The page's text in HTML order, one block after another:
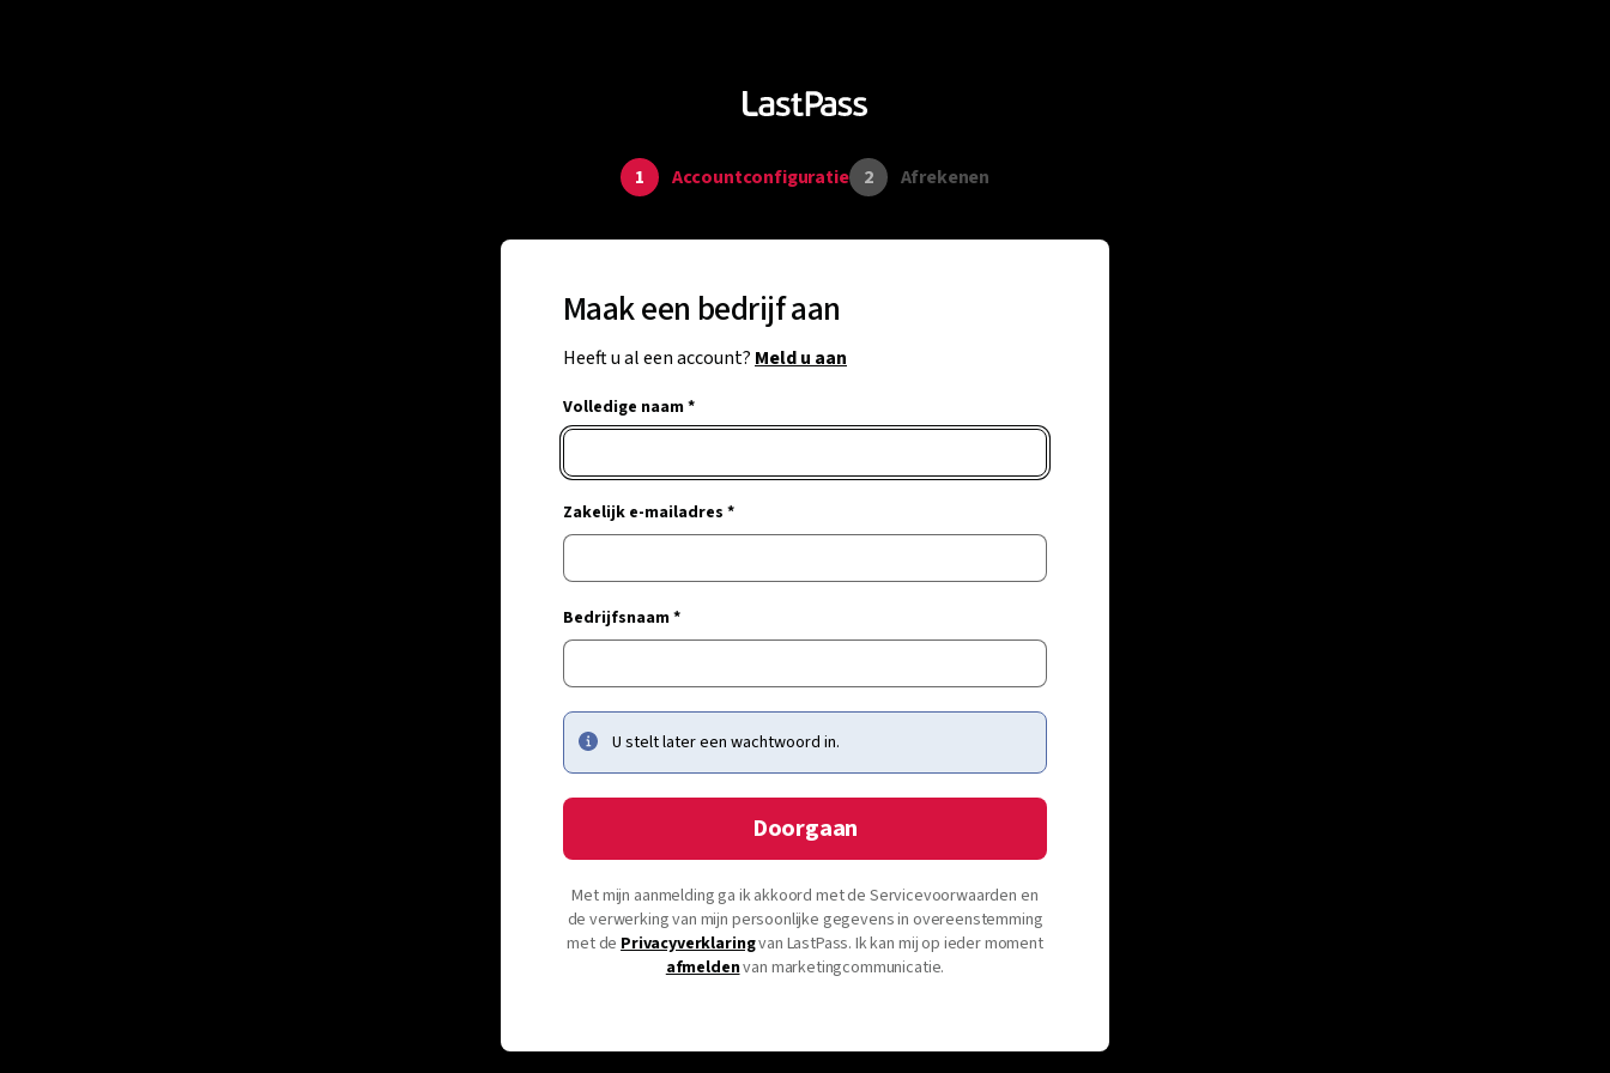
1 Accountconfiguratie 2 Afrekenen
Maak een bedrijf aan
Heeft u al een account? Meld u aan
Volledige naam *
Zakelijk e-mailadres *
Bedrijfsnaam *
U stelt later een wachtwoord in.
Doorgaan
Met mijn aanmelding ga ik akkoord met de Servicevoorwaarden en
de verwerking van mijn persoonlijke gegevens in overeenstemming
met dePrivacyverklaringvan LastPass. Ik kan mij op ieder moment
afmeldenvan marketingcommunicatie.